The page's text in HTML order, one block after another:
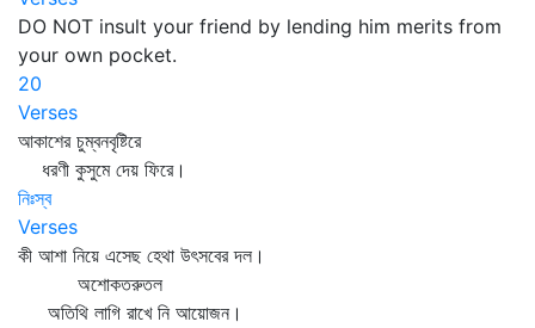
DO NOT insult your friend by lending him merits from
your own pocket.
20
Verses
আকাশের চুম্বনবৃষ্টিরে
ধরণী কুসুমে দেয় ফিরে।
নিঃস্ব
Verses
কী আশা নিয়ে এসেছ হেথা উৎসবের দল।
অশোকতরুতল
অতিথি লাগি রাখে নি আয়োজন।